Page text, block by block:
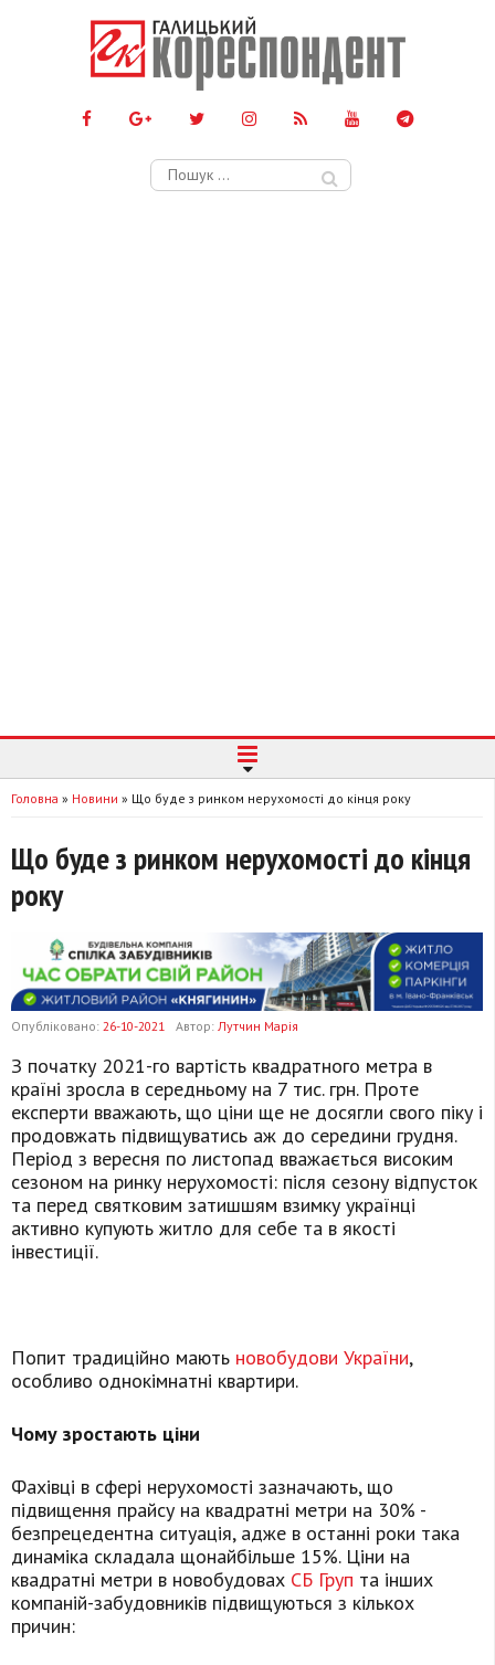
Пошук:
Головна » Новини » Що буде з ринком нерухомості до кінця року
Що буде з ринком нерухомості до кінця
року
Опубліковано: 26-10-2021 Автор: Лутчин Марія
З початку 2021-го вартість квадратного метра в
країні зросла в середньому на 7 тис. грн. Проте
експерти вважають, що ціни ще не досягли свого піку і
продовжать підвищуватись аж до середини грудня.
Період з вересня по листопад вважається високим
сезоном на ринку нерухомості: після сезону відпусток
та перед святковим затишшям взимку українці
активно купують житло для себе та в якості
інвестиції.
Попит традиційно мають новобудови України,
особливо однокімнатні квартири.
Чому зростають ціни
Фахівці в сфері нерухомості зазначають, що
підвищення прайсу на квадратні метри на 30% -
безпрецедентна ситуація, адже в останні роки така
динаміка складала щонайбільше 15%. Ціни на
квадратні метри в новобудовах СБ Груп та інших
компаній-забудовників підвищуються з кількох
причин: